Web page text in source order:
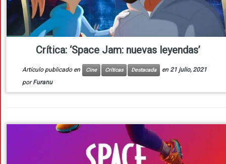
Crítica: ‘Space Jam: nuevas leyendas’
Artículo publicado en Cine Críticas Destacada en 21 julio, 2021
porFuranu